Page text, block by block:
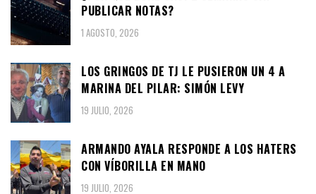
PUBLICAR NOTAS?
1 AGOSTO, 2026
LOS GRINGOS DE TJ LE PUSIERON UN 4 A
MARINA DEL PILAR: SIMÓN LEVY
19 JULIO, 2026
ARMANDO AYALA RESPONDE A LOS HATERS
CON VÍBORILLA EN MANO
19 JULIO, 2026